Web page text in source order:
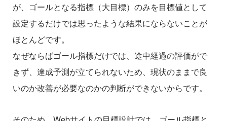
が、ゴールとなる指標（大目標）のみを目標値として
設定するだけでは思ったような結果にならないことが
ほとんどです。
なぜならばゴール指標だけでは、途中経過の評価がで
きず、達成予測が立てられないため、現状のままで良
いのか改善が必要なのかの判断ができないからです。